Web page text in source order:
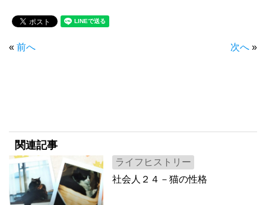
« 前へ 次へ »
関連記事
ライフヒストリー
社会人２４－猫の性格